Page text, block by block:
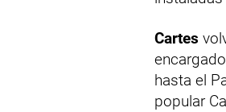
Cartes
hasta el
popular